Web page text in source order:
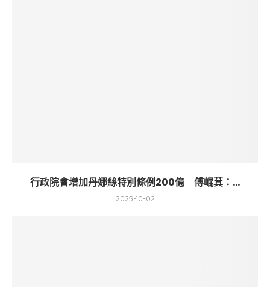
行政院會增加丹娜絲特別條例200億 傅崐萁：...
2025-10-02